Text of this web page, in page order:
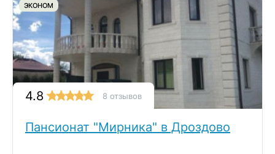
ЭКОНОМ
4.8 8 отзывов
Пансионат "Мирника" в Дроздово